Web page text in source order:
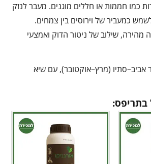
כמו חממות או חללים מוגנים. מעבר לנזק
כמעביר של וירוסים בין צמחים.
מהירה, שילוב של ניטור הדוק ואמצעי
אביב–סתיו (מרץ–אוקטובר), עם שיא
בתריפס: